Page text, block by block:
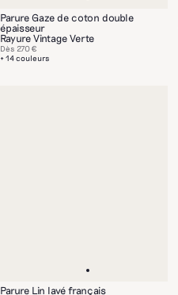
Parure Gaze de coton double
épaisseur
Rayure Vintage Verte
+ 14 couleurs
Dès 270 €
Parure Lin lavé français